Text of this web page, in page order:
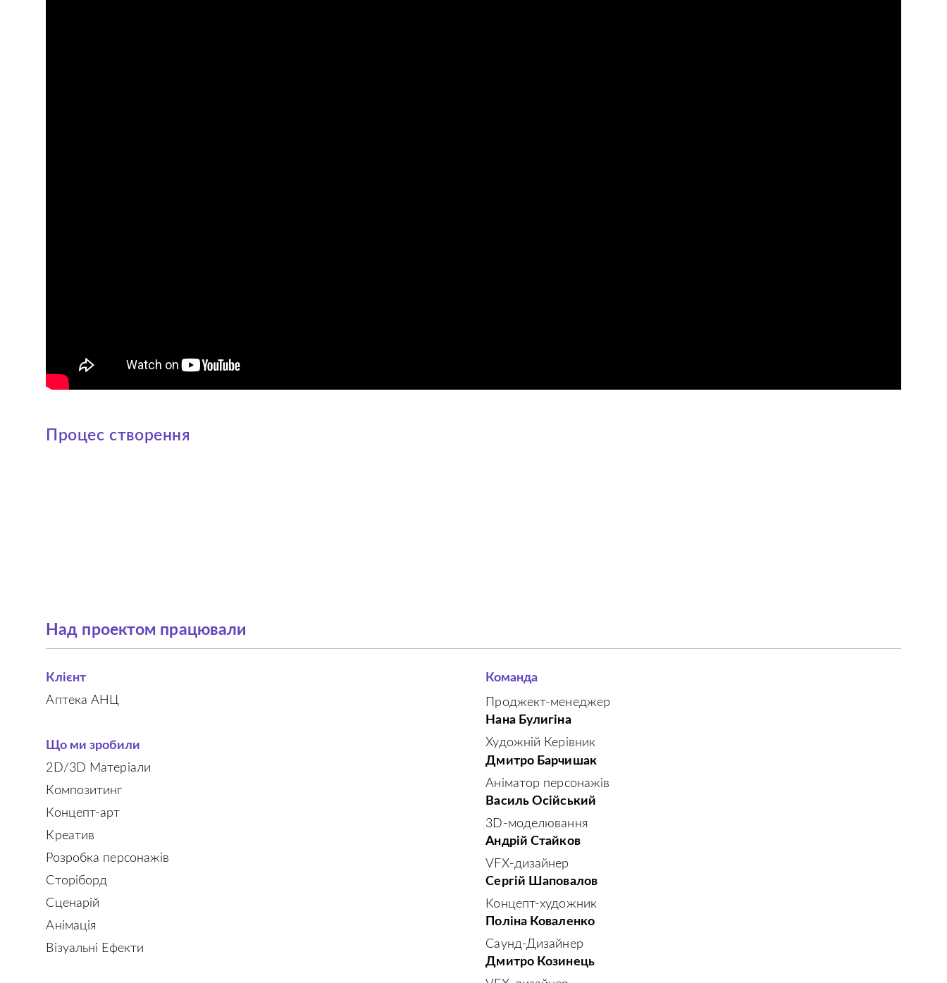
Процес створення
Над проектом працювали
Клієнт
Аптека АНЦ
Що ми зробили
2D/3D Матеріали
Композитинг
Концепт-арт
Креатив
Розробка персонажів
Сторіборд
Сценарій
Анімація
Візуальні Ефекти
Команда
Проджект-менеджер
Нана Булигіна
Художній Керівник
Дмитро Барчишак
Аніматор персонажів
Василь Осійський
3D-моделювання
Андрій Стайков
VFX-дизайнер
Сергій Шаповалов
Концепт-художник
Поліна Коваленко
Саунд-Дизайнер
Дмитро Козинець